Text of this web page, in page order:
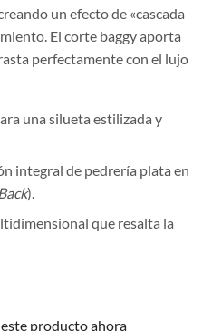
un efecto de «cascada
El corte baggy aporta
perfectamente con el lujo
una silueta estilizada y
integral de pedrería plata en
).
que resalta la
producto ahora